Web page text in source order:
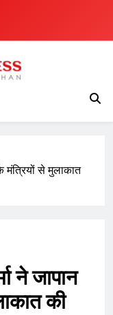
मंत्रियों से मुलाकात
ने जापान
की